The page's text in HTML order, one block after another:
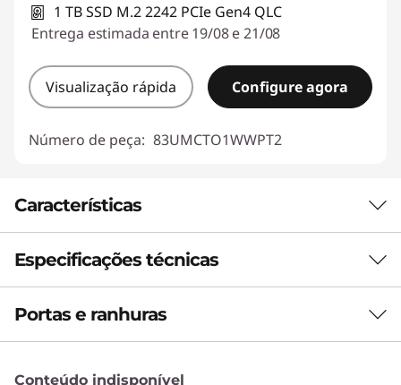
1 TB SSD M.2 2242 PCIe Gen4 QLC
Entrega estimada entre 19/08 e 21/08
Visualização rápida Configure agora
Número de peça: 83UMCTO1WWPT2
Características
FINO, LEVE E SEMPRE EM MOVIMENTO
Potência portátil que
se adapta a si
Especificações técnicas
Desempenho
Portas e ranhuras
Conteúdo indisponível